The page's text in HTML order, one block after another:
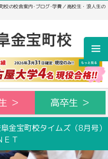
校の校舎案内･ブログ･学費／高校生・浪人生の
＞ 高卒生 ＞
宝町校タイムズ（8月号）
ＥＴ